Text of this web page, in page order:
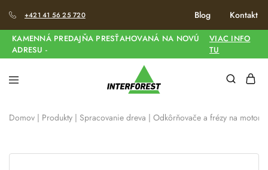
+421 41 56 25 720 Blog Kontakt
KAMENNÁ PREDAJŇA PRESŤAHOVANÁ NA NOVÚ
ADRESU -
VIAC INFO
TU
Domov | Produkty | Spracovanie dreva | Odkôrňovače a frézy na